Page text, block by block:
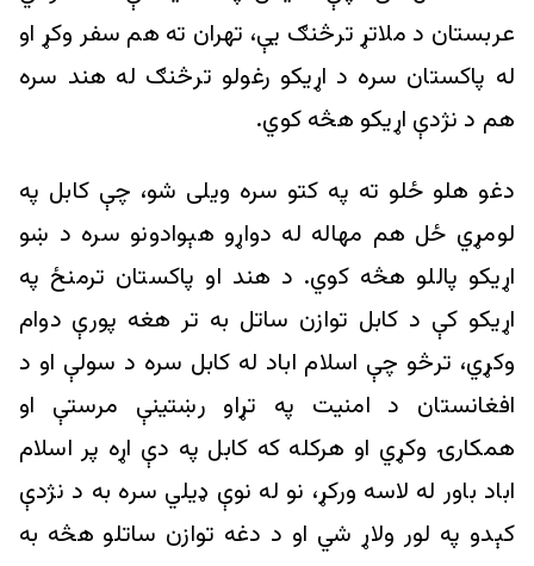
عربستان د ملاتړ ترڅنګ یې، تهران ته هم سفر وکړ او
له پاکستان سره د اړيکو رغولو ترڅنګ له هند سره
هم د نژدې اړيکو هڅه کوي.
دغو هلو ځلو ته په کتو سره ويلی شو، چې کابل په
لومړي ځل هم مهاله له دواړو هېوادونو سره د ښو
اړيکو پاللو هڅه کوي. د هند او پاکستان ترمنځ په
اړیکو کې د کابل توازن ساتل به تر هغه پورې دوام
وکړي، ترڅو چې اسلام اباد له کابل سره د سولې او د
افغانستان د امنیت په تړاو رښتينې مرستې او
همکارۍ وکړي او هرکله که کابل په دې اړه پر اسلام
اباد باور له لاسه ورکړ، نو له نوې ډيلي سره به د نژدې
کېدو په لور ولاړ شي او د دغه توازن ساتلو هڅه به